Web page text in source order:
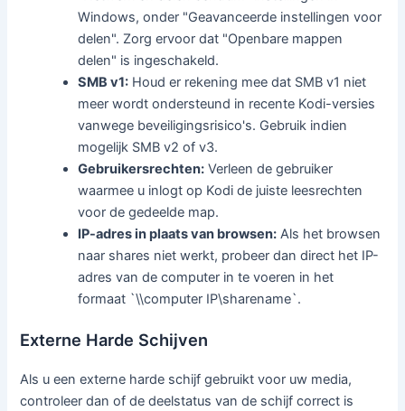
Windows, onder "Geavanceerde instellingen voor
delen". Zorg ervoor dat "Openbare mappen
delen" is ingeschakeld.
SMB v1: Houd er rekening mee dat SMB v1 niet
meer wordt ondersteund in recente Kodi-versies
vanwege beveiligingsrisico's. Gebruik indien
mogelijk SMB v2 of v3.
Gebruikersrechten: Verleen de gebruiker
waarmee u inlogt op Kodi de juiste leesrechten
voor de gedeelde map.
IP-adres in plaats van browsen: Als het browsen
naar shares niet werkt, probeer dan direct het IP-
adres van de computer in te voeren in het
formaat `\\computer IP\sharename`.
Externe Harde Schijven
Als u een externe harde schijf gebruikt voor uw media,
controleer dan of de deelstatus van de schijf correct is